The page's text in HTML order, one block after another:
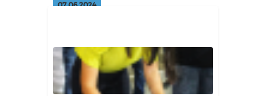
07.06.2024
Fogueiras no asfalto é proibido.